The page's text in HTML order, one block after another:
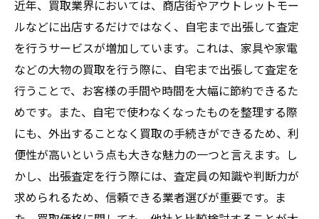
近年、買取業界においては、商店街やアウトレットモー
ルなどに出店するだけではなく、自宅まで出張して査定
を行うサービスが増加しています。これは、家具や家電
などの大物の買取を行う際に、自宅まで出張して査定を
行うことで、お客様の手間や時間を大幅に節約できるた
めです。また、自宅で使わなくなったものを整理する際
にも、外出することなく買取の手続きができるため、利
便性が高いという点も大きな魅力の一つと言えます。し
かし、出張査定を行う際には、査定員の知識や判断力が
求められるため、信頼できる業者選びが重要です。ま